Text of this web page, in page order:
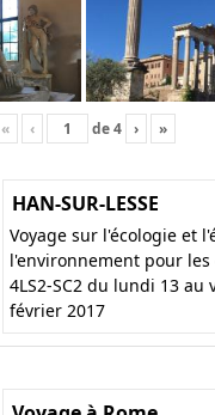
« ‹ de4 › »
HAN-SUR-LESSE
Voyage sur l'écologie et
l'environnement pour les
4LS2-SC2 du lundi 13 au
février 2017